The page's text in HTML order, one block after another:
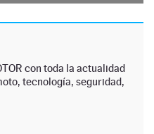
con toda la actualidad
tecnología, seguridad,